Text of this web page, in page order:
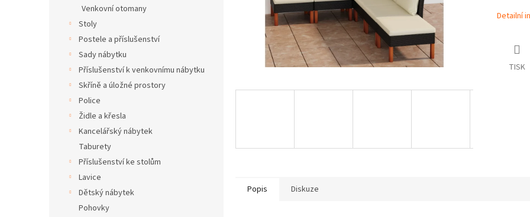
Venkovní otomany
Stoly
Postele a příslušenství
Sady nábytku
Příslušenství k venkovnímu nábytku
Skříně a úložné prostory
Police
Židle a křesla
Kancelářský nábytek
Taburety
Příslušenství ke stolům
Lavice
Dětský nábytek
Pohovky
Detailní
TISK
Popis Diskuze